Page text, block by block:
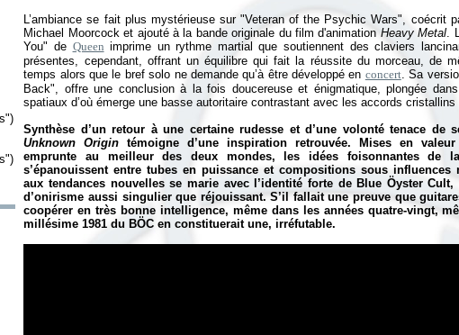
L’ambiance se fait plus mystérieuse sur "Veteran of the Psychic Wars", coécrit
Michael Moorcock et ajouté à la bande originale du film d'animation Heavy Metal.
You" de Queen imprime un rythme martial que soutiennent des claviers
présentes, cependant, offrant un équilibre qui fait la réussite du morceau, de
temps alors que le bref solo ne demande qu’à être développé en concert. Sa
Back", offre une conclusion à la fois doucereuse et énigmatique, plongée
spatiaux d’où émerge une basse autoritaire contrastant avec les accords
Synthèse d’un retour à une certaine rudesse et d’une volonté tenace de
Unknown Origin témoigne d’une inspiration retrouvée. Mises en
emprunte au meilleur des deux mondes, les idées foisonnantes de
s’épanouissent entre tubes en puissance et compositions sous
aux tendances nouvelles se marie avec l’identité forte de Blue Öyster
d’onirisme aussi singulier que réjouissant. S’il fallait une preuve que
coopérer en très bonne intelligence, même dans les années quatre-vingt,
millésime 1981 du BÖC en constituerait une, irréfutable.